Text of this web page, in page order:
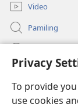
Privacy
To provide
use cookies
Video
Pamiling
(opens
window)